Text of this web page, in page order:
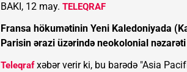
BAKI, 12 may. TELEQRAF
Fransa hökumətinin Yeni Kaledoniyada
Parisin ərazi üzərində neokolonial
Teleqrafxəbər verir ki, bu barədə "Asia